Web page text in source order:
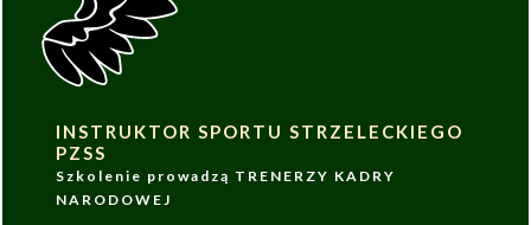
INSTRUKTOR SPORTU STRZELECKIEGO
PZSS
Szkolenie prowadzą TRENERZY KADRY
NARODOWEJ